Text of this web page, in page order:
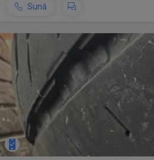
Sună